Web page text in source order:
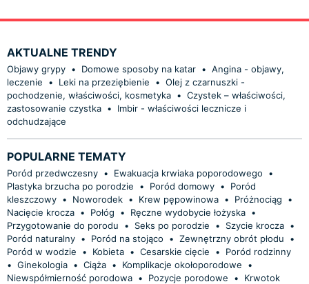
AKTUALNE TRENDY
Objawy grypy • Domowe sposoby na katar • Angina - objawy,
leczenie
• Leki na przeziębienie • Olej z czarnuszki -
pochodzenie, właściwości, kosmetyka • Czystek – właściwości,
zastosowanie czystka •
Imbir - właściwości lecznicze i
odchudzające
POPULARNE TEMATY
Poród przedwczesny • Ewakuacja krwiaka poporodowego
•
Plastyka brzucha po porodzie
• Poród domowy •
Poród
kleszczowy • Noworodek • Krew pępowinowa • Próżnociąg
•
Nacięcie krocza • Połóg • Ręczne wydobycie łożyska •
Przygotowanie do porodu
• Seks po porodzie • Szycie krocza •
Poród naturalny • Poród na stojąco • Zewnętrzny obrót płodu
•
Poród w wodzie
• Kobieta • Cesarskie cięcie •
Poród rodzinny
• Ginekologia • Ciąża • Komplikacje okołoporodowe
•
Niewspółmierność porodowa • Pozycje porodowe •
Krwotok